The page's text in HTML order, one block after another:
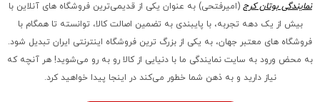
نمایندگی بوتان کرج (امیرفتحی) به عنوان یکی از قدیمی‌ترین فروشگاه های آنلاین با
بیش از یک دهه تجربه، با پایبندی به تضمین اصالت کالا، توانسته تا همگام با
فروشگاه‌ های معتبر جهان، به یکی از بزرگ‌ ترین فروشگاه اینترنتی ایران تبدیل شود.
به محض ورود به سایت نمایندگی ما با دنیایی از کالا رو به رو می‌شوید! هر آنچه که
نیاز دارید و به ذهن شما خطور می‌کند در اینجا پیدا خواهید کرد.